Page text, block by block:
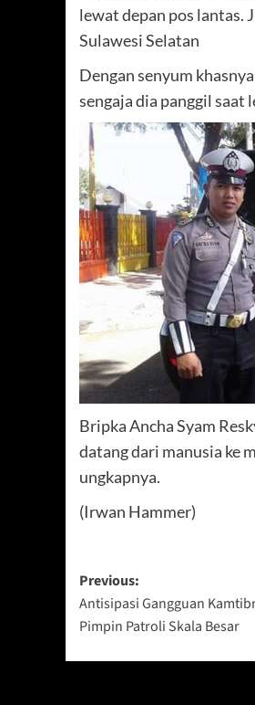
lewat depan pos lantas.
Sulawesi Selatan
Dengan senyum
sengaja dia panggil saat
Bripka Ancha Syam
datang dari manusia ke
ungkapnya.
(Irwan Hammer)
Post
navigation
Previous:
Antisipasi Gangguan
Pimpin Patroli Skala Besar